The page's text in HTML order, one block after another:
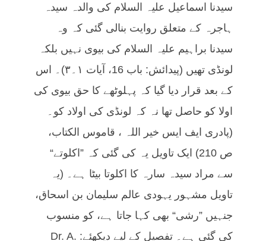
سیدنا اسماعیل علیہ السلام کی والدہ سیدہ
ہاجرہ کے متعلق روایت بنالی گئی کہ وہ
سیدنا براہیم علیہ السلام کی بیوی نہیں بلکہ
لونڈی تھیں (پیدائش: باب 16، آیات ۱۔۳)۔ اس
کے بعد قرار دیا گیا کہ پہلوٹھے کا حق بیوی کی
اولا کو حاصل تھا نہ کہ لونڈی کی اولاد کو۔
(پادری ایف ایس خیر اللہ ، قاموس الکتاب،
ص 210) ایک تاویل یہ کی گئی کہ ”اکلوتے“
سے مراد سیدہ سارہ کا اکلوتا بیٹا ہے۔ (یہ
تاویل مشہور یہودی عالم سلیمان بن اسحاق،
جنہیں ”رشی“ بھی کہا جاتا ہے، کو منسوب
کی گئی ہے۔ تفصیل کے لیے دیکھئے: Dr. A.